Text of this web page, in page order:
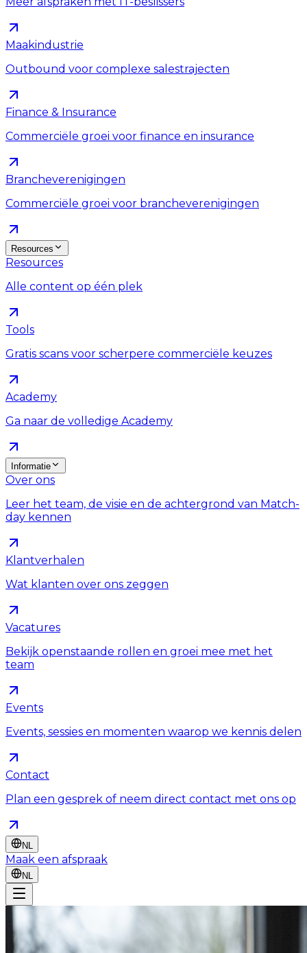
Maakindustrie
Outbound voor complexe salestrajecten
Finance & Insurance
Commerciële groei voor finance en insurance
Brancheverenigingen
Commerciële groei voor brancheverenigingen
Resources
Resources
Alle content op één plek
Tools
Gratis scans voor scherpere commerciële keuzes
Academy
Ga naar de volledige Academy
Informatie
Over ons
Leer het team, de visie en de achtergrond van Match-
day kennen
Klantverhalen
Wat klanten over ons zeggen
Vacatures
Bekijk openstaande rollen en groei mee met het
team
Events
Events, sessies en momenten waarop we kennis delen
Contact
Plan een gesprek of neem direct contact met ons op
NL
Maak een afspraak
NL